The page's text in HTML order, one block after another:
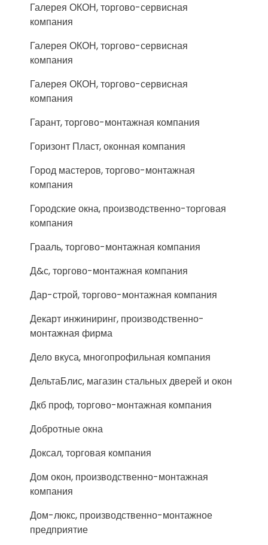
Галерея ОКОН, торгово-сервисная
компания
Галерея ОКОН, торгово-сервисная
компания
Галерея ОКОН, торгово-сервисная
компания
Гарант, торгово-монтажная компания
Горизонт Пласт, оконная компания
Город мастеров, торгово-монтажная
компания
Городские окна, производственно-торговая
компания
Грааль, торгово-монтажная компания
Д&с, торгово-монтажная компания
Дар-строй, торгово-монтажная компания
Декарт инжиниринг, производственно-
монтажная фирма
Дело вкуса, многопрофильная компания
ДельтаБлис, магазин стальных дверей и окон
Дкб проф, торгово-монтажная компания
Добротные окна
Доксал, торговая компания
Дом окон, производственно-монтажная
компания
Дом-люкс, производственно-монтажное
предприятие